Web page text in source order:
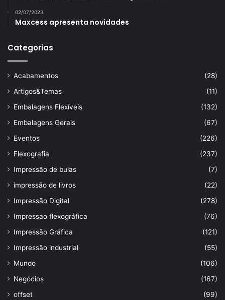
02/07/2023
Maxcess apresenta novidades
Categorias
Acabamentos
(28)
Artigos&Temas
(11)
Embalagens Flexíveis
(132)
Embalagens Gerais
(67)
Eventos
(226)
Flexografia
(237)
Impressão de bulas
(7)
impressão de livros
(22)
Impressão Digital
(278)
Impressao flexográfica
(76)
Impressão Gráfica
(121)
Impressão industrial
(55)
Mundo
(106)
Negócios
(167)
offset
(99)